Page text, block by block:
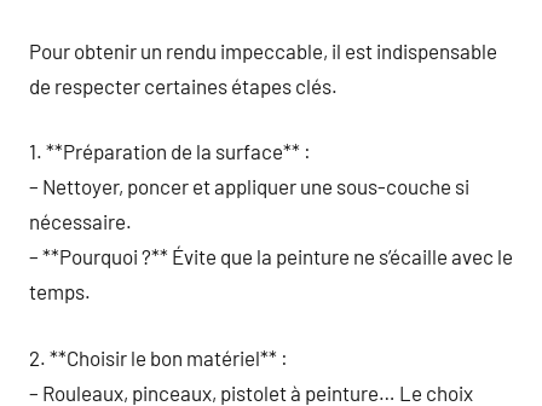
Pour obtenir un rendu impeccable, il est indispensable
de respecter certaines étapes clés.
1. **Préparation de la surface** :
– Nettoyer, poncer et appliquer une sous-couche si
nécessaire.
– **Pourquoi ?** Évite que la peinture ne s’écaille avec le
temps.
2. **Choisir le bon matériel** :
– Rouleaux, pinceaux, pistolet à peinture… Le choix